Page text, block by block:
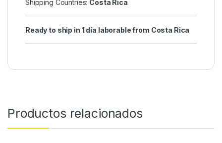
Shipping Countries: Costa Rica
Ready to ship in 1 día laborable from Costa Rica
Productos relacionados